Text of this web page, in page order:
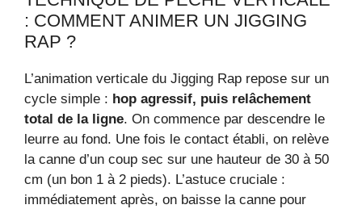
: COMMENT ANIMER UN JIGGING
RAP ?
L’animation verticale du Jigging Rap repose sur un
cycle simple : hop agressif, puis relâchement
total de la ligne. On commence par descendre le
leurre au fond. Une fois le contact établi, on relève
la canne d’un coup sec sur une hauteur de 30 à 50
cm (un bon 1 à 2 pieds). L’astuce cruciale :
immédiatement après, on baisse la canne pour